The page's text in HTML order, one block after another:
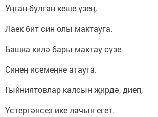
Уңган-булган кеше үзең,
Лаек бит син олы мактауга.
Башка килә бары мактау сүзе
Синең исемеңне атауга.
Гыйниятовлар калсын җирдә, диеп,
Үстергәнсез ике лачын егет.